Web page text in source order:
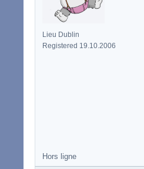
Lieu Dublin
Registered 19.10.2006
Hors ligne